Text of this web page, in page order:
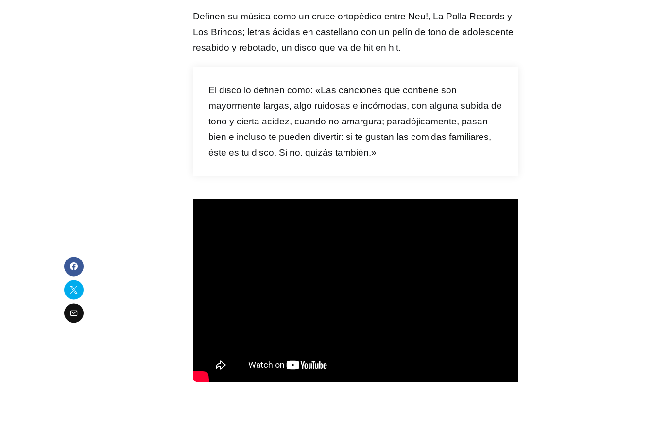
Definen su música como un cruce ortopédico entre Neu!, La Polla Records y
Los Brincos; letras ácidas en castellano con un pelín de tono de adolescente
resabido y rebotado, un disco que va de hit en hit.
El disco lo definen como: «Las canciones que contiene son
mayormente largas, algo ruidosas e incómodas, con alguna subida de
tono y cierta acidez, cuando no amargura; paradójicamente, pasan
bien e incluso te pueden divertir: si te gustan las comidas familiares,
éste es tu disco. Si no, quizás también.»